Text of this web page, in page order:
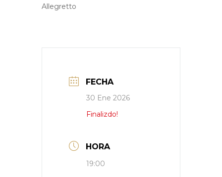
Allegretto
FECHA
30 Ene 2026
Finalizdo!
HORA
19:00